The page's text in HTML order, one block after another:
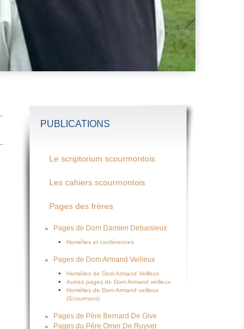
PUBLICATIONS
Le scriptorium scourmontois
Les cahiers scourmontois
Pages des frères
Pages de Dom Damien Debaisieux
Homélies et conférences
Pages de Dom Armand Veilleux
Homélies de Dom Armand Veilleux
Autres pages de Dom Armand veilleux
Homélies de Dom Armand veilleux
(Scourmont)
Pages de Père Bernard De Give
Pages du Père Omer De Ruyver